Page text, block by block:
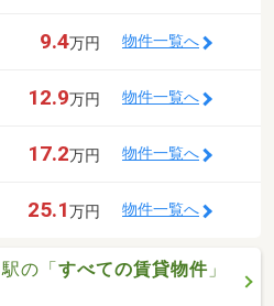
9.4万円 物件一覧へ
12.9万円 物件一覧へ
17.2万円 物件一覧へ
25.1万円 物件一覧へ
の「すべての賃貸物件 」